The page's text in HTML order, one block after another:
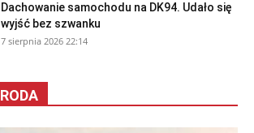
Dachowanie samochodu na DK94. Udało się
wyjść bez szwanku
7 sierpnia 2026 22:14